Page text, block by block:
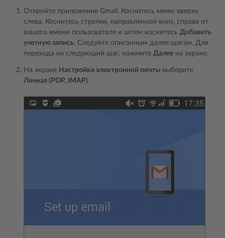
Откройте приложение Gmail. Коснитесь меню вверху
слева. Коснитесь стрелки, направленной вниз, справа от
вашего имени пользователя и затем коснитесь Добавить
учетную запись. Следуйте описанным далее шагам. Для
перехода на следующий шаг, нажмите Далее на экране.
На экране Настройка электронной почты выберите
Личная (POP, IMAP).